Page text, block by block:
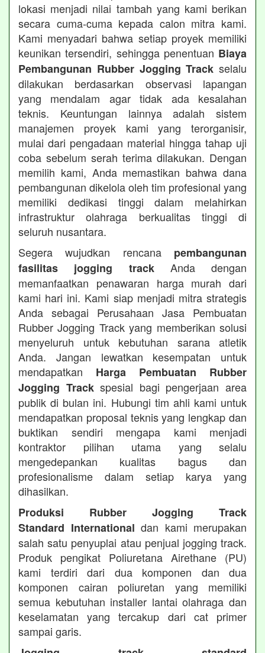
lokasi menjadi nilai tambah yang kami berikan
secara cuma-cuma kepada calon mitra kami.
Kami menyadari bahwa setiap proyek memiliki
keunikan tersendiri, sehingga penentuan Biaya
Pembangunan Rubber Jogging Track selalu
dilakukan berdasarkan observasi lapangan
yang mendalam agar tidak ada kesalahan
teknis. Keuntungan lainnya adalah sistem
manajemen proyek kami yang terorganisir,
mulai dari pengadaan material hingga tahap uji
coba sebelum serah terima dilakukan. Dengan
memilih kami, Anda memastikan bahwa dana
pembangunan dikelola oleh tim profesional yang
memiliki dedikasi tinggi dalam melahirkan
infrastruktur olahraga berkualitas tinggi di
seluruh nusantara.
Segera wujudkan rencana pembangunan
fasilitas jogging trackAnda dengan
memanfaatkan penawaran harga murah dari
kami hari ini. Kami siap menjadi mitra strategis
Anda sebagai Perusahaan Jasa Pembuatan
Rubber Jogging Track yang memberikan solusi
menyeluruh untuk kebutuhan sarana atletik
Anda. Jangan lewatkan kesempatan untuk
mendapatkan Harga Pembuatan Rubber
Jogging Trackspesial bagi pengerjaan area
publik di bulan ini. Hubungi tim ahli kami untuk
mendapatkan proposal teknis yang lengkap dan
buktikan sendiri mengapa kami menjadi
kontraktor pilihan utama yang selalu
mengedepankan kualitas bagus dan
profesionalisme dalam setiap karya yang
dihasilkan.
Produksi Rubber Jogging Track
Standard International dan kami merupakan
salah satu penyuplai atau penjual jogging track.
Produk pengikat Poliuretana Airethane (PU)
kami terdiri dari dua komponen dan dua
komponen cairan poliuretan yang memiliki
semua kebutuhan installer lantai olahraga dan
keselamatan yang tercakup dari cat primer
sampai garis.